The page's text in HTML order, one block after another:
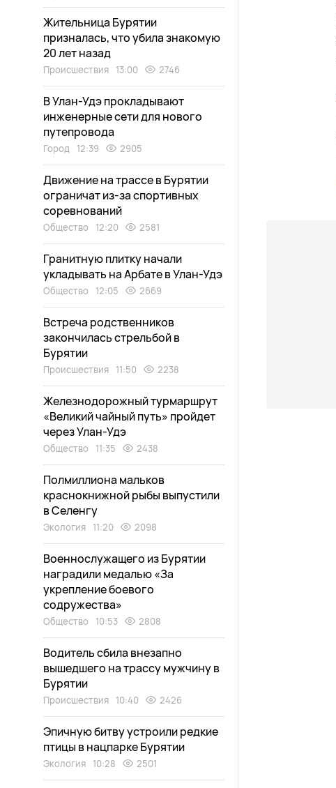
Жительница Бурятии
призналась, что убила знакомую
20 лет назад
Происшествия 13:00 2746
В Улан-Удэ прокладывают
инженерные сети для нового
путепровода
Город 12:39 2905
Движение на трассе в Бурятии
ограничат из-за спортивных
соревнований
Общество 12:20 2581
Гранитную плитку начали
укладывать на Арбате в Улан-Удэ
Общество 12:05 2669
Встреча родственников
закончилась стрельбой в
Бурятии
Происшествия 11:50 2238
Железнодорожный турмаршрут
«Великий чайный путь» пройдет
через Улан-Удэ
Общество 11:35 2438
Полмиллиона мальков
краснокнижной рыбы выпустили
в Селенгу
Экология 11:20 2098
Военнослужащего из Бурятии
наградили медалью «За
укрепление боевого
содружества»
Общество 10:53 2808
Водитель сбила внезапно
вышедшего на трассу мужчину в
Бурятии
Происшествия 10:40 2426
Эпичную битву устроили редкие
птицы в нацпарке Бурятии
Экология 10:28 2501